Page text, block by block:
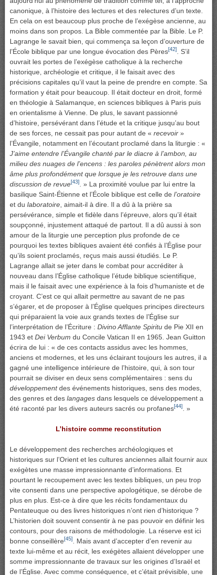
canonique, à l’histoire des lectures et des relectures d’un texte.
En cela on est beaucoup plus proche de l’exégèse ancienne, au
moins dans son propos. La Bible commentée par la Bible. Le P.
Lagrange le savait bien, qui commença sa leçon d’ouverture de
l’École biblique par une longue évocation des Pères[42]
. S’il
ouvrait les portes de l’exégèse catholique à la recherche
historique, archéologie et critique, il le faisait avec des
précisions capitales qu’il vaut la peine de prendre en compte. Sa
formation y était pour beaucoup. Il était docteur en droit, formé
en théologie à Salamanque, en sciences bibliques à Paris puis
en orientalisme à Vienne. De plus, le savant passionné
d’histoire, persévérant dans l’étude et la critique jusqu’au bout
de ses forces, ne cessait pas pour autant de « recevoir »
l’Évangile, notamment en l’écoutant proclamé dans la liturgie : «
J’aime entendre l’Évangile chanté par le diacre à l’ambon, au
milieu des nuages de l’encens : les paroles pénètrent alors mon
âme plus profondément que lorsque je les retrouve dans une
discussion de revue[43]
. » La proximité voulue par lui entre la
basilique Saint-Étienne et l’École biblique est celle de l’oratoire
et du laboratoire , aimait-il à dire. Il a dû à la prière sa
persévérance, simple et fidèle dans l’épreuve, alors qu’il était
soupçonné, injustement attaqué de partout. Il a dû aussi à son
amour de la liturgie une perception plus profonde de ce
pourquoi les textes bibliques avaient été confiés à l’Église pour
qu’ils soient proclamés, reçus mais aussi étudiés. Le P.
Lagrange allait se jeter dans le combat pour accréditer à
nouveau dans l’Église catholique l’étude biblique scientifique,
mais il le faisait avec une expérience à la fois d’humaniste et de
croyant. C’est ce qui allait permettre au savant de ne pas
s’égarer, et de proposer à l’Église quelques principes directeurs
qui préparaient la voie aux grands textes de l’Église sur
l’interprétation de l’Écriture : Divino Afflante Spiritu de Pie XII en
1943 et Dei Verbum du Concile Vatican II en 1965. Jean Guitton
écrira de lui : « de ces contacts assidus avec les hommes,
anciens et modernes, et les uns éclairant toujours les autres, il a
gagné une intelligence intérieure de l’histoire, qui, à son tour
pourrait se diviser en deux sens complémentaires : sens du
développementdes événements historiques, sens des modes,
des genres et des langages dans lesquels ce développement a
été raconté par les divers auteurs sacrés ou profanes[44] . »
L’histoire comme reconstitution
Le développement des recherches archéologiques et
historiques sur l’Orient et les cultures anciennes allait fournir aux
exégètes une masse impressionnante d’informations. Et
pourtant le recoupement avec les textes bibliques, un peu trop
vite consenti dans une perspective apologétique, se dérobe de
plus en plus. Est-ce à dire que les récits fondamentaux du
Pentateuque ou des livres historiques n’ont rien d’historique ?
L’historien doit souvent consentir à ne pas pouvoir en définir les
contours, pour des raisons de méthodologie. La réserve est ici
bonne conseillère[45]
. Mais avant d’accepter d’en revenir au
texte lui-même et au récit, les exégètes allaient développer une
somme impressionnante de travaux sur les origines d’Israël et
de l’Église. Avec comme conséquence, et c’était prévisible, une